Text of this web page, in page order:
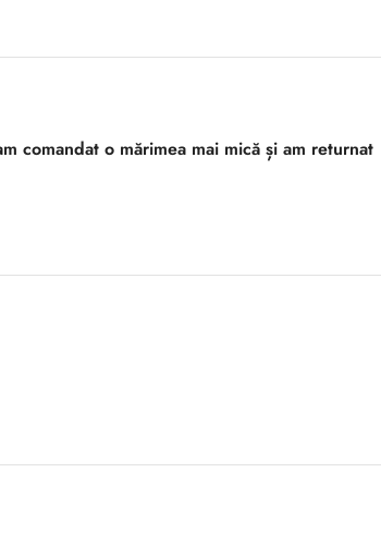
comandat o mărimea mai mică și am returnat